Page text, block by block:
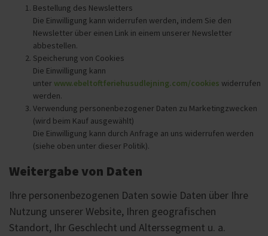
Bestellung des Newsletters
Die Einwilligung kann widerrufen werden, indem Sie den
Newsletter über einen Link in einem unserer Newsletter
abbestellen.
Speicherung von Cookies
Die Einwilligung kann
unter www.ebeltoftferiehusudlejning.com/cookies widerrufen
werden.
Verwendung personenbezogener Daten zu Marketingzwecken
(wird beim Kauf ausgewählt)
Die Einwilligung kann durch Anfrage an uns widerrufen werden
(siehe oben unter dieser Politik).
Weitergabe von Daten
Ihre personenbezogenen Daten sowie Daten über Ihre
Nutzung unserer Website, Ihren geografischen
Standort, Ihr Geschlecht und Alterssegment u. a.